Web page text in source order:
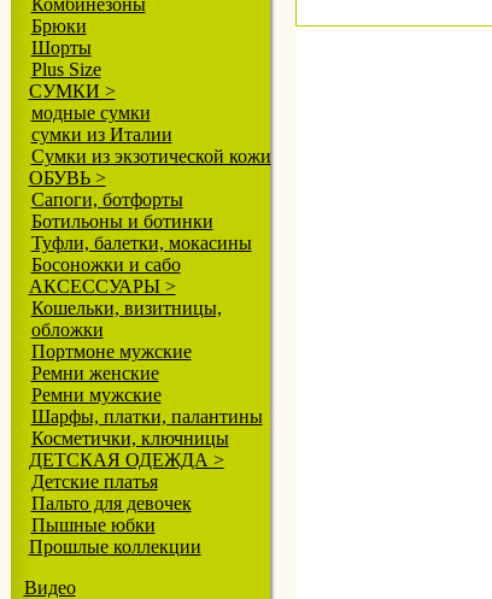
Комбинезоны
Брюки
Шорты
Plus Size
СУМКИ >
модные сумки
сумки из Италии
Сумки из экзотической кожи
ОБУВЬ >
Сапоги, ботфорты
Ботильоны и ботинки
Туфли, балетки, мокасины
Босоножки и сабо
АКСЕССУАРЫ >
Кошельки, визитницы,
обложки
Портмоне мужские
Ремни женские
Ремни мужские
Шарфы, платки, палантины
Косметички, ключницы
ДЕТСКАЯ ОДЕЖДА >
Детские платья
Пальто для девочек
Пышные юбки
Прошлые коллекции
Видео